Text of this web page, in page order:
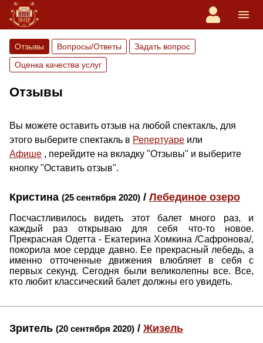
Отзывы Вопросы/Ответы
Задать вопрос
Оценка качества услуг
Отзывы
Вы можете оставить отзыв на любой спектакль, для
этого выберите спектакль в Репертуаре или
Афише , перейдите на вкладку "Отзывы" и выберите
кнопку "Оставить отзыв".
Кристина (25 сентября 2020) / Лебединое озеро
Посчастливилось видеть этот балет много раз, и
каждый раз открываю для себя что-то новое.
Прекрасная Одетта - Екатерина Хомкина /Сафронова/,
покорила мое сердце давно. Ее прекрасный лебедь, а
именно отточенные движения влюбляет в себя с
первых секунд. Сегодня были великолепны все. Все,
кто любит классический балет должны его увидеть.
Зритель (20 сентября 2020) / Жизель